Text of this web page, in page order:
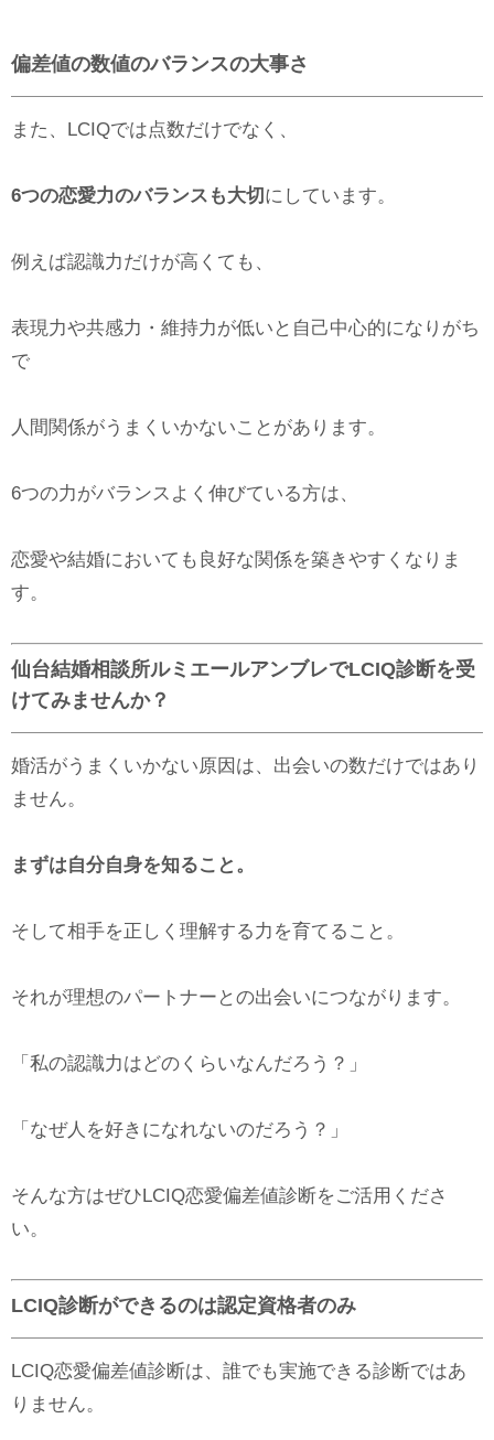
偏差値の数値のバランスの大事さ
また、LCIQでは点数だけでなく、
6つの恋愛力のバランスも大切 にしています。
例えば認識力だけが高くても、
表現力や共感力・維持力が低いと自己中心的になりがち
で
人間関係がうまくいかないことがあります。
6つの力がバランスよく伸びている方は、
恋愛や結婚においても良好な関係を築きやすくなりま
す。
仙台結婚相談所ルミエールアンブレでLCIQ診断を受
けてみませんか？
婚活がうまくいかない原因は、出会いの数だけではあり
ません。
まずは自分自身を知ること。
そして相手を正しく理解する力を育てること。
それが理想のパートナーとの出会いにつながります。
「私の認識力はどのくらいなんだろう？」
「なぜ人を好きになれないのだろう？」
そんな方はぜひLCIQ恋愛偏差値診断をご活用くださ
い。
LCIQ診断ができるのは認定資格者のみ
LCIQ恋愛偏差値診断は、誰でも実施できる診断ではあ
りません。